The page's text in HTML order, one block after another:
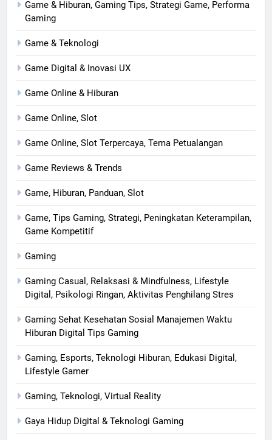
Game & Hiburan, Gaming Tips, Strategi Game, Performa
Gaming
Game & Teknologi
Game Digital & Inovasi UX
Game Online & Hiburan
Game Online, Slot
Game Online, Slot Terpercaya, Tema Petualangan
Game Reviews & Trends
Game, Hiburan, Panduan, Slot
Game, Tips Gaming, Strategi, Peningkatan Keterampilan,
Game Kompetitif
Gaming
Gaming Casual, Relaksasi & Mindfulness, Lifestyle
Digital, Psikologi Ringan, Aktivitas Penghilang Stres
Gaming Sehat Kesehatan Sosial Manajemen Waktu
Hiburan Digital Tips Gaming
Gaming, Esports, Teknologi Hiburan, Edukasi Digital,
Lifestyle Gamer
Gaming, Teknologi, Virtual Reality
Gaya Hidup Digital & Teknologi Gaming